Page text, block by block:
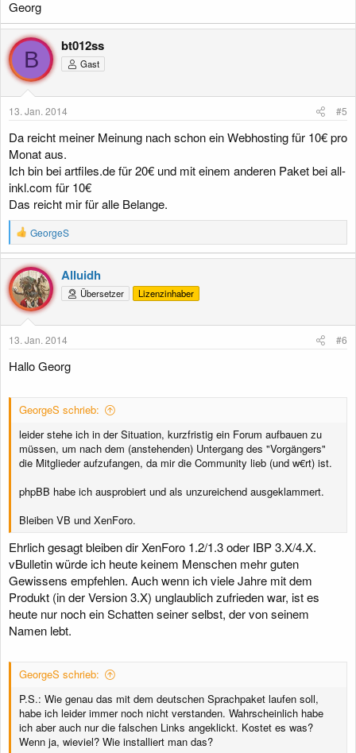
Georg
B
bt012ss
Gast
13. Jan. 2014 #5
Da reicht meiner Meinung nach schon ein Webhosting für 10€ pro
Monat aus.
Ich bin bei artfiles.de für 20€ und mit einem anderen Paket bei all-
inkl.com für 10€
Das reicht mir für alle Belange.
R
e
a
k
t
i
o
n
n
GeorgeS
Alluidh
Übersetzer Lizenzinhaber
13. Jan. 2014 #6
Hallo Georg
GeorgeS schrieb:
leider stehe ich in der Situation, kurzfristig ein Forum aufbauen zu
müssen, um nach dem (anstehenden) Untergang des "Vorgängers"
die Mitglieder aufzufangen, da mir die Community lieb (und w€rt) ist.
phpBB habe ich ausprobiert und als unzureichend ausgeklammert.
Bleiben VB und XenForo.
Ehrlich gesagt bleiben dir XenForo 1.2/1.3 oder IBP 3.X/4.X.
vBulletin würde ich heute keinem Menschen mehr guten
Gewissens empfehlen. Auch wenn ich viele Jahre mit dem
Produkt (in der Version 3.X) unglaublich zufrieden war, ist es
heute nur noch ein Schatten seiner selbst, der von seinem
Namen lebt.
GeorgeS schrieb:
P.S.: Wie genau das mit dem deutschen Sprachpaket laufen soll,
habe ich leider immer noch nicht verstanden. Wahrscheinlich habe
ich aber auch nur die falschen Links angeklickt. Kostet es was?
Wenn ja, wieviel? Wie installiert man das?